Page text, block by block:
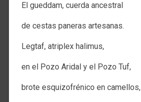
El gueddam, cuerda ancestral
de cestas paneras artesanas.
Legtaf, atriplex halimus,
en el Pozo Aridal y el Pozo Tuf,
brote esquizofrénico en camellos,